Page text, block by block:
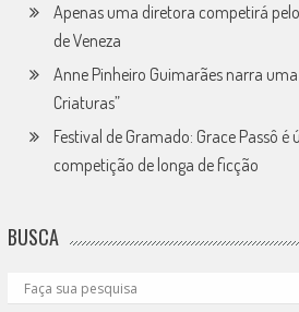
Apenas uma diretora competirá pelo
de Veneza
Anne Pinheiro Guimarães narra
Criaturas”
Festival de Gramado: Grace Passô
competição de longa de ficção
BUSCA